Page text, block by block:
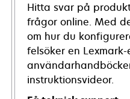
Hitta svar på
frågor online. Med
om hur du
felsöker en
instruktionsvideor.